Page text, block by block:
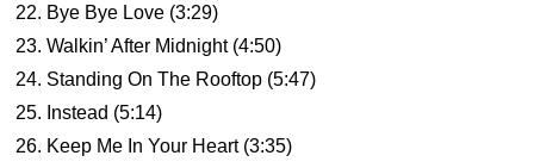
22. Bye Bye Love (3:29)
23. Walkin’ After Midnight (4:50)
24. Standing On The Rooftop (5:47)
25. Instead (5:14)
26. Keep Me In Your Heart (3:35)